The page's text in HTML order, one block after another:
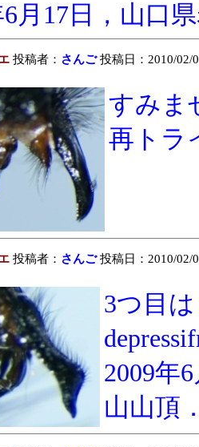
6月17日，山口
投稿者： さんご投稿日：2010/02/
すみま
再トラ
投稿者： さんご 投稿日：2010/02/
3つ目
2009年
山山頂